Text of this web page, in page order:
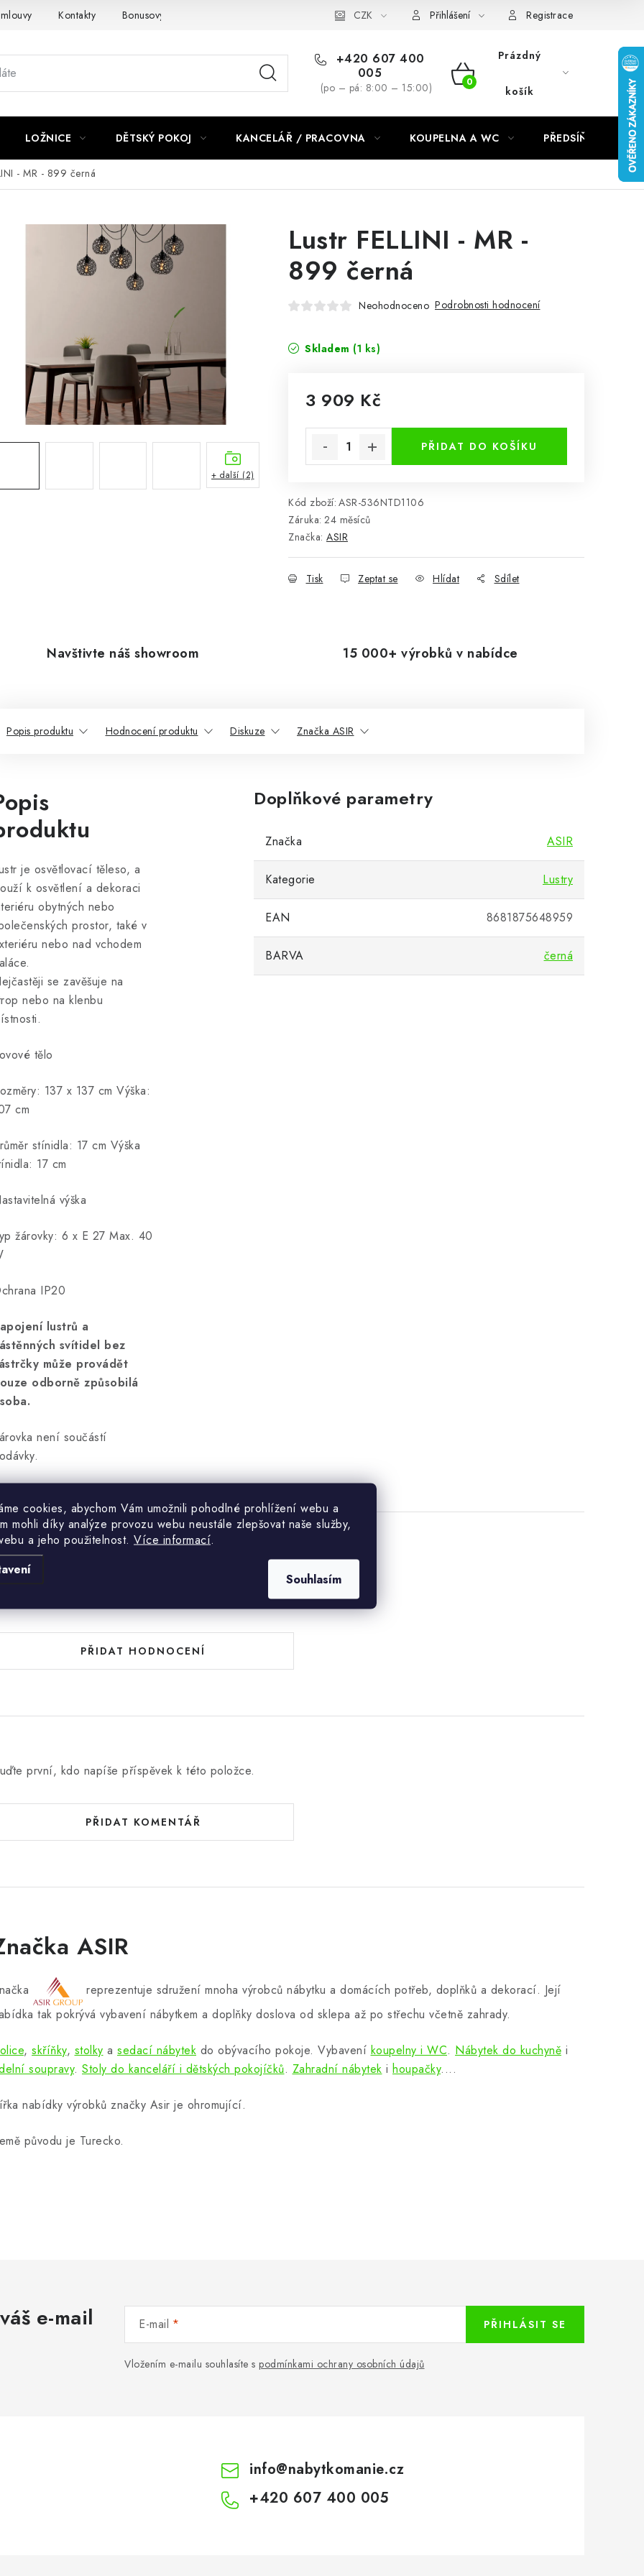
cookies, abychom Vám umožnili pohodlné prohlížení webu a
mohli díky analýze provozu webu neustále zlepšovat naše služby,
a jeho použitelnost. Více informací.
Souhlasím
Kontakty Bonusový program NBM+ CZK Přihlášení Registrace
+420 607 400
005
(po – pá: 8:00 – 15:00)
NÁKUPNÍ
Prázdný
košík
LOŽNICE DĚTSKÝ POKOJ KANCELÁŘ / PRACOVNA KOUPELNA A WC PŘEDSÍŇ
- MR - 899 černá
Lustr FELLINI - MR -
899 černá
Neohodnoceno Podrobnosti hodnocení
Skladem (1 ks)
3 909 Kč
PŘIDAT DO KOŠÍKU
Kód zboží: ASR-536NTD1106
Záruka: 24 měsíců
Značka: ASIR
Tisk Zeptat se Hlídat Sdílet
+ další (2)
Navštivte náš showroom 15 000+ výrobků v nabídce
Popis produktu Hodnocení produktu Diskuze Značka ASIR
je osvětlovací těleso, a
k osvětlení a dekoraci
obytných nebo
prostor, také v
nebo nad vchodem
se zavěšuje na
nebo na klenbu
tělo
137 x 137 cm Výška:
cm
stínidla: 17 cm Výška
17 cm
výška
žárovky: 6 x E 27 Max. 40
IP20
lustrů a
svítidel bez
může provádět
odborně způsobilá
není součástí
Doplňkové parametry
Značka ASIR
Kategorie Lustry
EAN 8681875648959
BARVA černá
produktu (0)
PŘIDAT HODNOCENÍ
první, kdo napíše příspěvek k této položce.
PŘIDAT KOMENTÁŘ
ASIR
reprezentuje sdružení mnoha výrobců nábytku a domácích potřeb, doplňků a dekorací. Její
tak pokrývá vybavení nábytkem a doplňky doslova od sklepa až po střechu včetně zahrady.
, skříňky, stolky a sedací nábytek do obývacího pokoje. Vybavení koupelny i WC. Nábytek do kuchyně i
soupravy. Stoly do kanceláří i dětských pokojíčků. Zahradní nábytek i houpačky....
nabídky výrobků značky Asir je ohromující.
původu je Turecko.
e-mail E-mail
Vložením e-mailu souhlasíte s podmínkami ochrany osobních údajů
PŘIHLÁSIT SE
info@nabytkomanie.cz
+420 607 400 005